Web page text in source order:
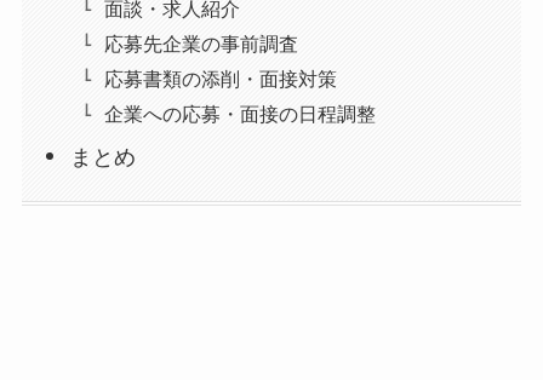
面談・求人紹介
応募先企業の事前調査
応募書類の添削・面接対策
企業への応募・面接の日程調整
まとめ